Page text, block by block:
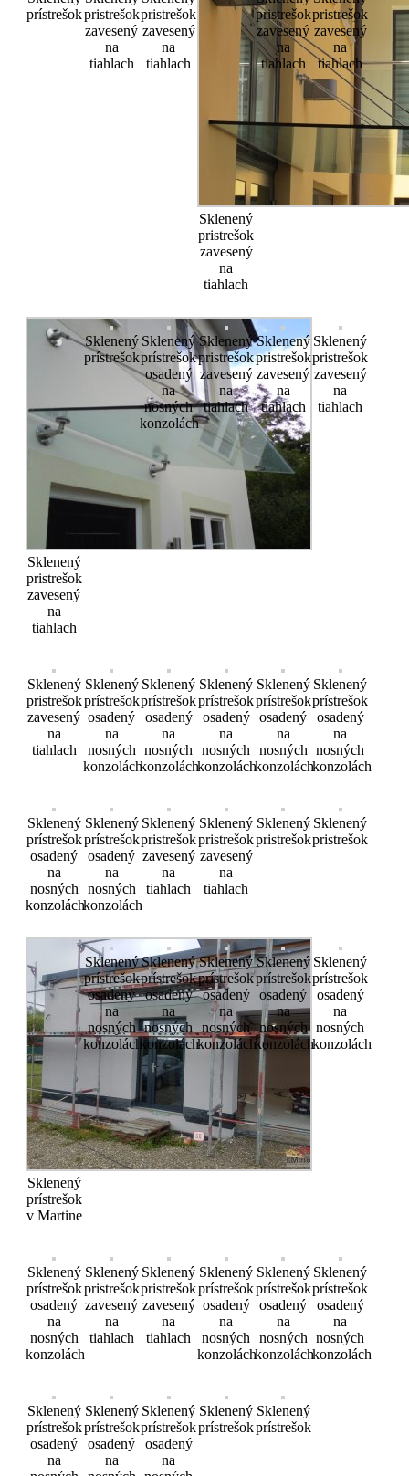
prístrešokpristrešok
zavesený
na
tiahlach
pristrešok
zavesený
na
tiahlach
Sklenený
pristrešok
zavesený
na
tiahlach
pristrešok
zavesený
na
tiahlach
pristrešok
zavesený
na
tiahlach
Sklenený
pristrešok
zavesený
na
tiahlach
Sklenený
prístrešok
Sklenený
prístrešok
osadený
na
nosných
konzolách
Sklenený
pristrešok
zavesený
na
tiahlach
Sklenený
pristrešok
zavesený
na
tiahlach
Sklenený
pristrešok
zavesený
na
tiahlach
Sklenený
pristrešok
zavesený
na
tiahlach
Sklenený
prístrešok
osadený
na
nosných
konzolách
Sklenený
prístrešok
osadený
na
nosných
konzolách
Sklenený
prístrešok
osadený
na
nosných
konzolách
Sklenený
prístrešok
osadený
na
nosných
konzolách
Sklenený
prístrešok
osadený
na
nosných
konzolách
Sklenený
prístrešok
osadený
na
nosných
konzolách
Sklenený
prístrešok
osadený
na
nosných
konzolách
Sklenený
pristrešok
zavesený
na
tiahlach
Sklenený
pristrešok
zavesený
na
tiahlach
Sklenený
pristrešok
Sklenený
pristrešok
Sklenený
prístrešok
v Martine
Sklenený
prístrešok
osadený
na
nosných
konzolách
Sklenený
prístrešok
osadený
na
nosných
konzolách
Sklenený
prístrešok
osadený
na
nosných
konzolách
Sklenený
prístrešok
osadený
na
nosných
konzolách
Sklenený
prístrešok
osadený
na
nosných
konzolách
Sklenený
prístrešok
osadený
na
nosných
konzolách
Sklenený
pristrešok
zavesený
na
tiahlach
Sklenený
pristrešok
zavesený
na
tiahlach
Sklenený
prístrešok
osadený
na
nosných
konzolách
Sklenený
prístrešok
osadený
na
nosných
konzolách
Sklenený
prístrešok
osadený
na
nosných
konzolách
Sklenený
prístrešok
osadený
na
Sklenený
prístrešok
osadený
na
Sklenený
prístrešok
osadený
na
Sklenený
prístrešok
Sklenený
prístrešok